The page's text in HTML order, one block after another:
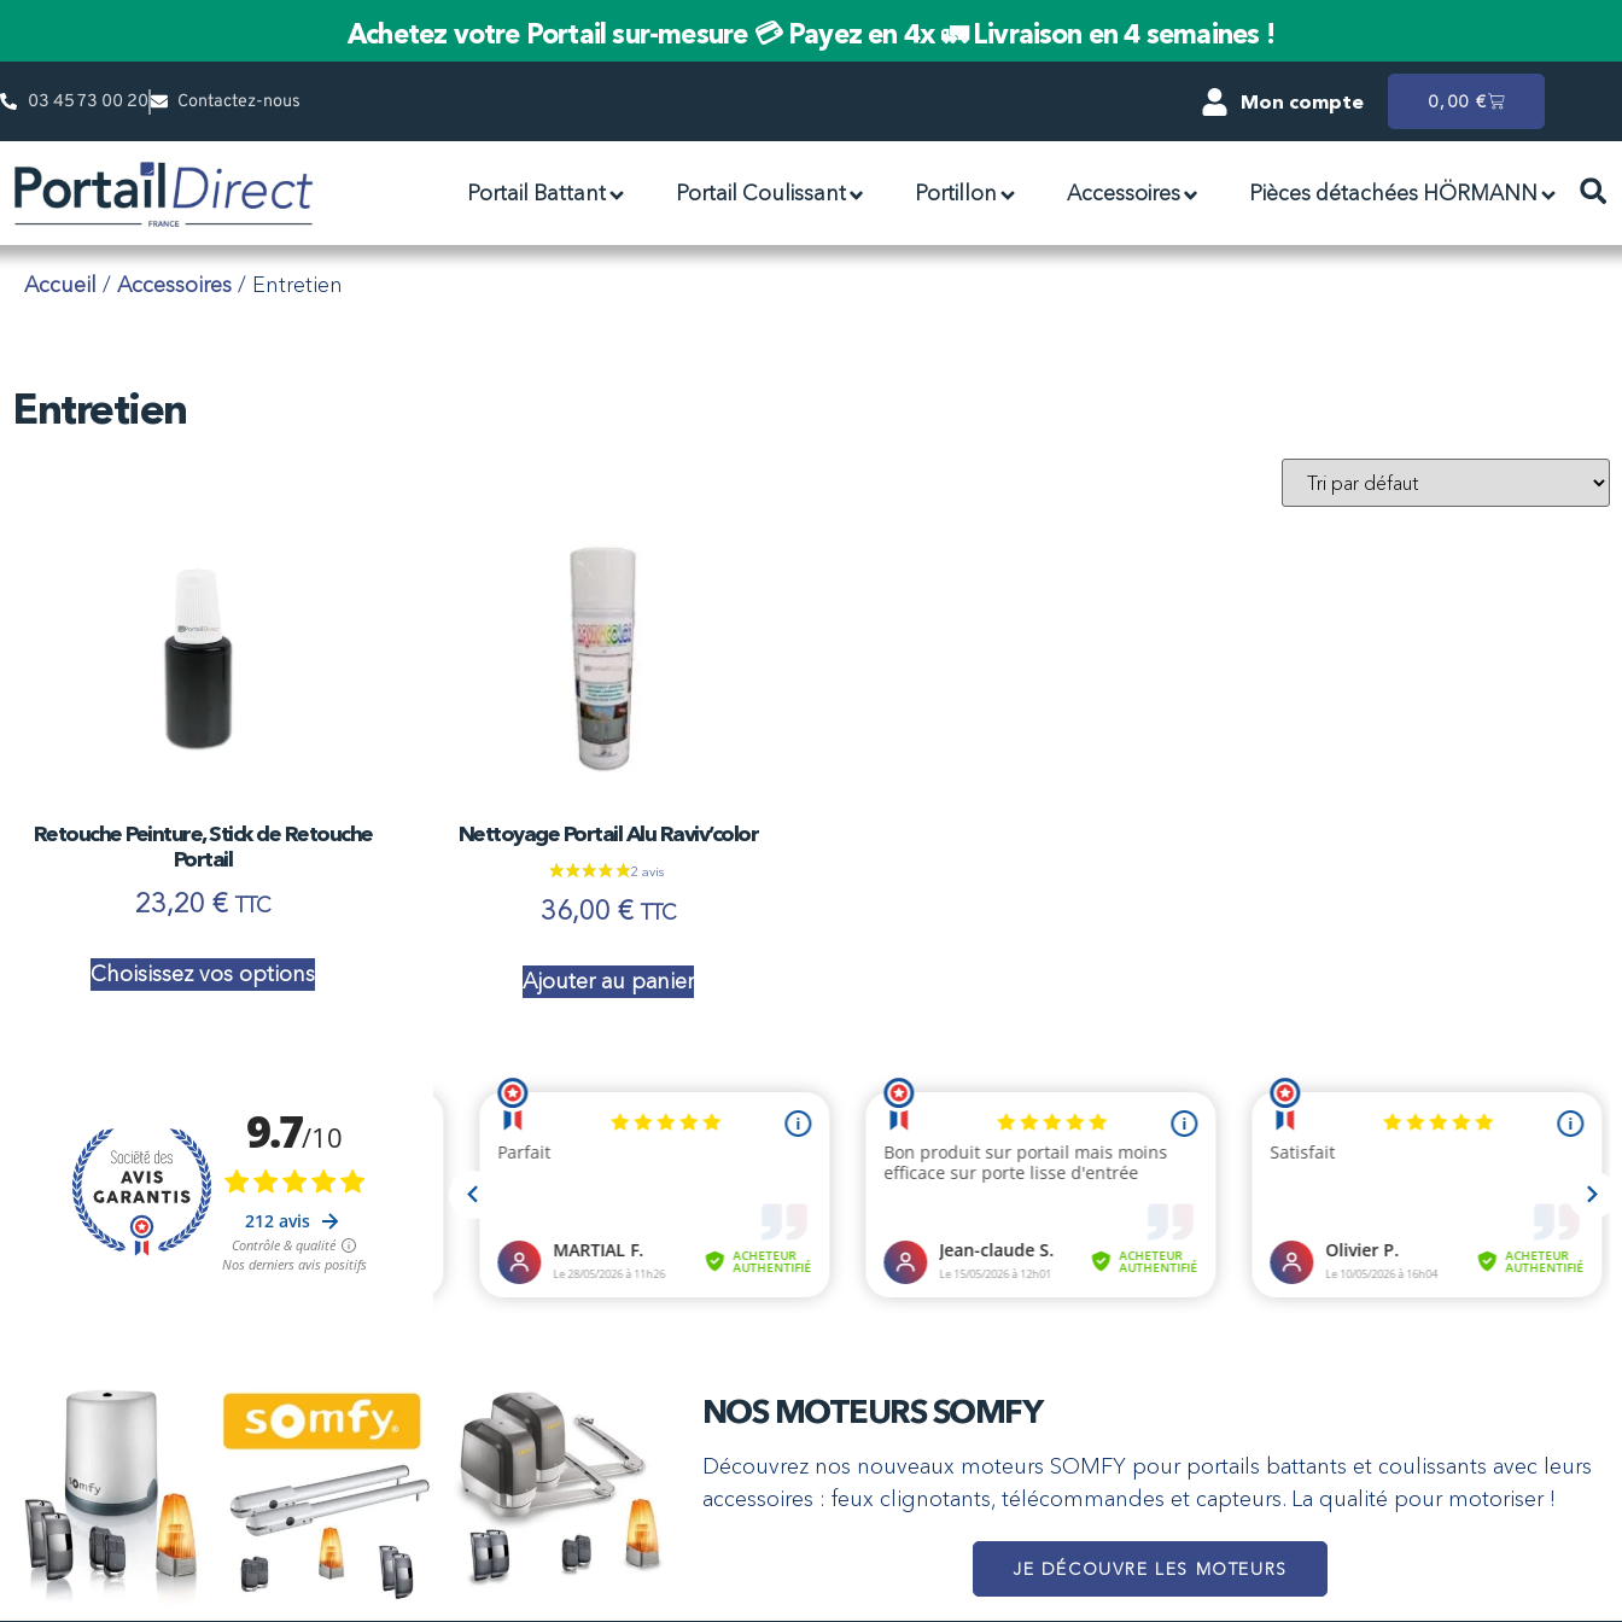
Achetez votre Portail sur-mesure 💳 Payez en 4x 🚛 Livraison en 4 semaines !
03 45 73 00 20 Contactez-nous Mon compte 0,00€
Portail Battant Portail Coulissant Portillon Accessoires Pièces détachées HÖRMANN
Accueil / Accessoires / Entretien
Entretien
Retouche Peinture, Stick de Retouche
Portail
23,20 € TTC
Choisissez vos options
Nettoyage Portail Alu Raviv’color
2 avis
36,00 € TTC
Ajouter au panier
NOS MOTEURS SOMFY
Découvrez nos nouveaux moteurs SOMFY pour portails battants et coulissants avec leurs
accessoires : feux clignotants, télécommandes et capteurs. La qualité pour motoriser !
JE DÉCOUVRE LES MOTEURS